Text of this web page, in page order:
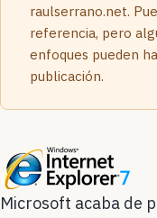
raulserrano.net.
referencia, pero
enfoques pueden
publicación.
Microsoft acaba de